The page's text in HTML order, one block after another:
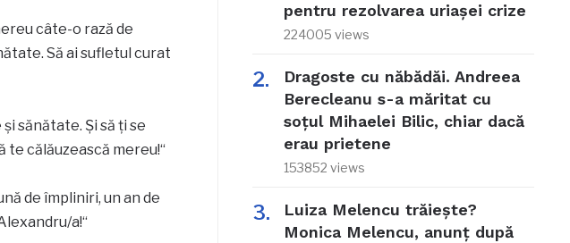
câte-o rază de
Să ai sufletul curat
sănătate. Și să ți se
călăuzească mereu!“
de împliniri, un an de
a!“
pentru rezolvarea uriașei crize
224005 views
Dragoste cu năbădăi. Andreea
Berecleanu s-a măritat cu
soțul Mihaelei Bilic, chiar dacă
erau prietene
153852 views
Luiza Melencu trăiește?
Monica Melencu, anunț după